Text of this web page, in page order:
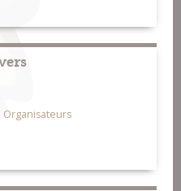
Organisateurs